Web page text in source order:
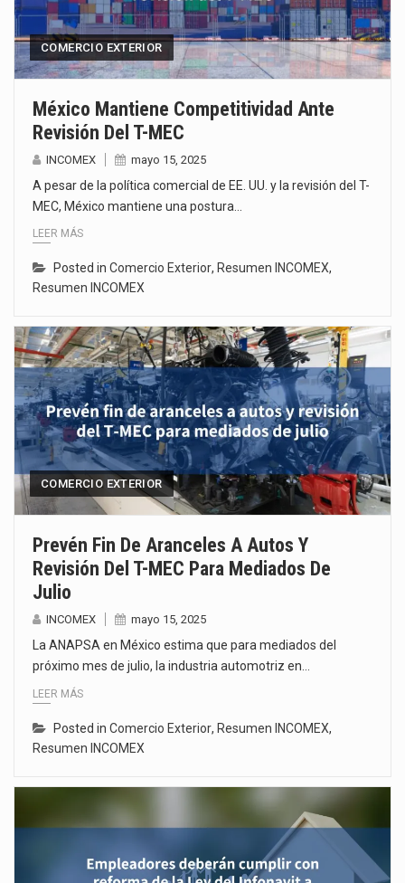
COMERCIO EXTERIOR
México Mantiene Competitividad Ante
Revisión Del T-MEC
INCOMEX mayo 15, 2025
A pesar de la política comercial de EE. UU. y la revisión del T-
MEC, México mantiene una postura…
LEER MÁS
Posted in Comercio Exterior, Resumen INCOMEX,
Resumen INCOMEX
COMERCIO EXTERIOR
Prevén Fin De Aranceles A Autos Y
Revisión Del T-MEC Para Mediados De
Julio
INCOMEX mayo 15, 2025
La ANAPSA en México estima que para mediados del
próximo mes de julio, la industria automotriz en…
LEER MÁS
Posted in Comercio Exterior, Resumen INCOMEX,
Resumen INCOMEX